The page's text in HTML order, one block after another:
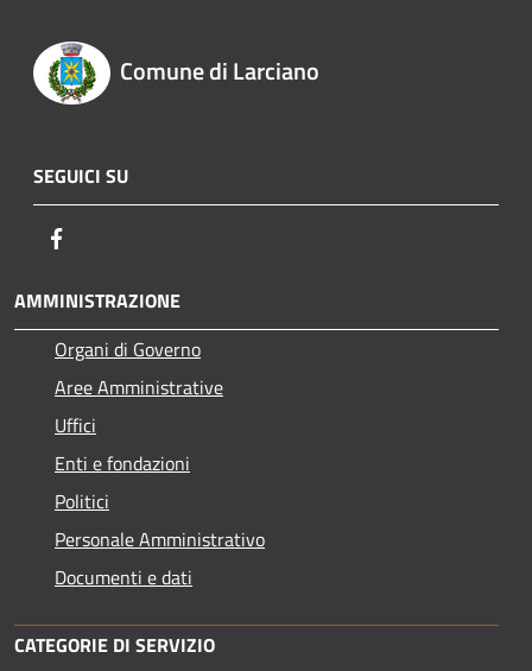
Comune di Larciano
SEGUICI SU
AMMINISTRAZIONE
Organi di Governo
Aree Amministrative
Uffici
Enti e fondazioni
Politici
Personale Amministrativo
Documenti e dati
CATEGORIE DI SERVIZIO